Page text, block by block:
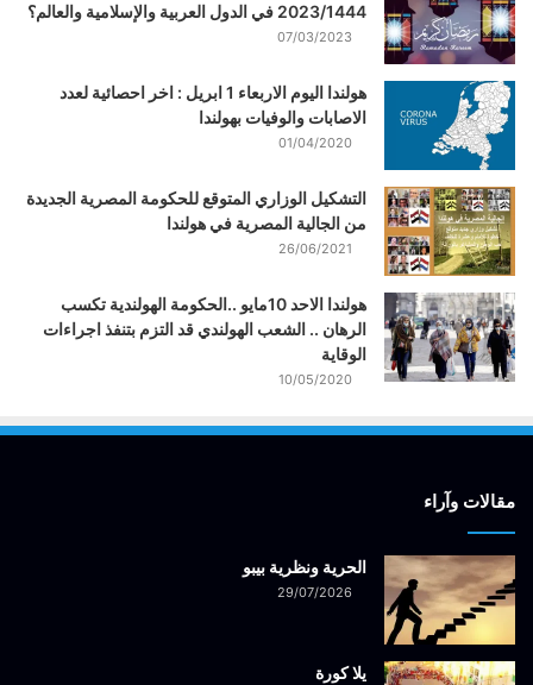
2023/1444 في الدول العربية والإسلامية والعالم؟
07/03/2023
هولندا اليوم الاربعاء 1 ابريل : اخر احصائية لعدد
الاصابات والوفيات بهولندا
01/04/2020
التشكيل الوزاري المتوقع للحكومة المصرية الجديدة
من الجالية المصرية في هولندا
26/06/2021
هولندا الاحد 10مايو ..الحكومة الهولندية تكسب
الرهان .. الشعب الهولندي قد التزم بتنفذ اجراءات
الوقاية
10/05/2020
مقالات وآراء
الحرية ونظرية بيبو
29/07/2026
يلا كورة